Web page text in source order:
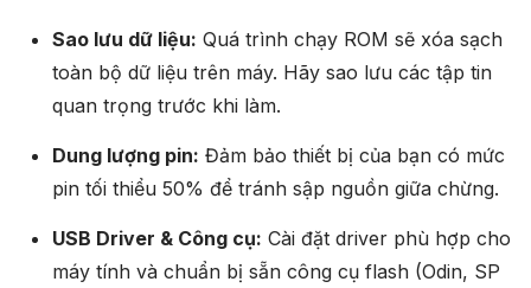
Sao lưu dữ liệu: Quá trình chạy ROM sẽ xóa sạch
toàn bộ dữ liệu trên máy. Hãy sao lưu các tập tin
quan trọng trước khi làm.
Dung lượng pin: Đảm bảo thiết bị của bạn có mức
pin tối thiểu 50% để tránh sập nguồn giữa chừng.
USB Driver & Công cụ: Cài đặt driver phù hợp cho
máy tính và chuẩn bị sẵn công cụ flash (Odin, SP